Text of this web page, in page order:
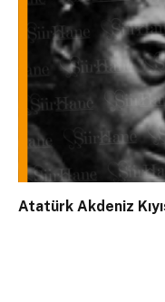
Atatürk Akdeniz